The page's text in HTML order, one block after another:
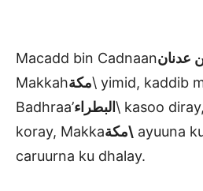
Macadd bin Cadnaanعدنان
Makkahمكة\ yimid, kaddib
Badhraa’البطراء \ kasoo
koray, Makka
مكة\ ayuuna
caruurna ku dhalay.